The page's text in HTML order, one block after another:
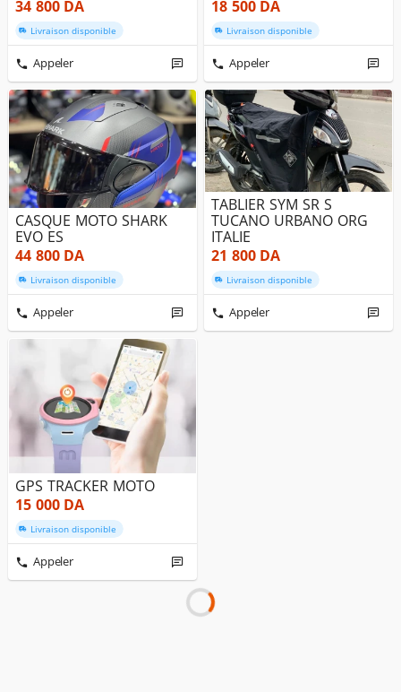
34 800DA
Livraison disponible
Appeler
18 500DA
Livraison disponible
Appeler
CASQUE MOTO SHARK
EVO ES
44 800DA
Livraison disponible
Appeler
TABLIER SYM SR S
TUCANO URBANO ORG
ITALIE
21 800DA
Livraison disponible
Appeler
GPS TRACKER MOTO
15 000DA
Livraison disponible
Appeler